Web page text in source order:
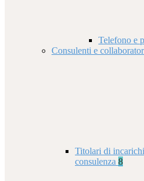
Telefono e
Consulenti e
Titolari di
consulenza 8